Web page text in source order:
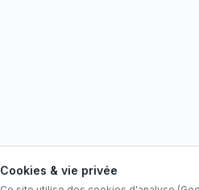
Cookies & vie privée